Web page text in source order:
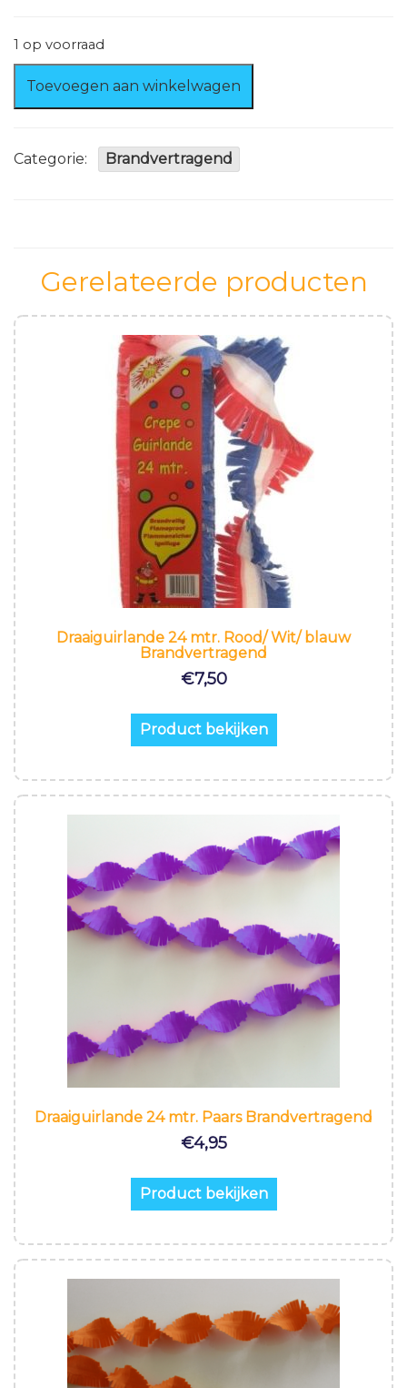
1 op voorraad
Turquoise
brandvertragend
cm
Toevoegen aan winkelwagen
Categorie: Brandvertragend
Gerelateerde producten
Draaiguirlande 24 mtr. Rood/ Wit/ blauw
Brandvertragend
€7,50
Product bekijken
Draaiguirlande 24 mtr. Paars Brandvertragend
€4,95
Product bekijken